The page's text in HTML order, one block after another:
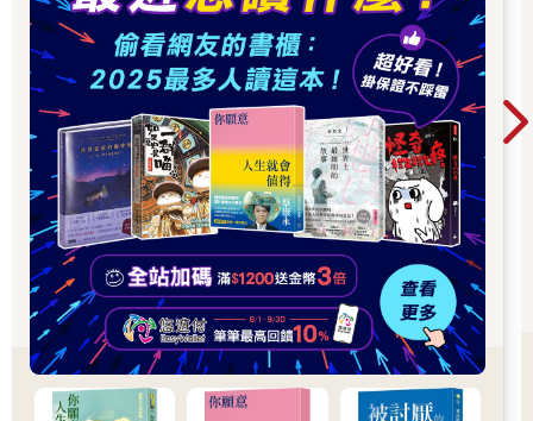
跑。
成功人士在分享經驗時，都會說「至今為止的人生前半場，我不
顧一切地持續奔跑，從來沒有停下腳步」、「想要在競爭的社會
中獲勝，就根本沒有時間休息」。
能夠全力奔跑的人很厲害，但是，並不是每個人都能夠做到。大
部分人會在人生路上跑得上氣不接下氣，或是不得不停下腳步，
甚至筋疲力盡，癱倒在地上。
不需要持續奔跑
我認為，比起像拚命三郎般持續奔跑，不時停下腳步檢視自己更
重要。
「七走一坐」這句禪語，告訴了我們休息的重要性。
這句話的意思是，「跑了七次之後，就坐下來休息一下」。
毫不停歇地一路奔跑，就會忘記自己的姿勢。所謂姿勢，就是自
己的生活方式，和前進的方向。